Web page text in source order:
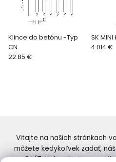
Klince do betónu -Typ
CN
22.85 €
SK
4.014 €
Vitajte na našich stránkach
môžete kedykoľvek zadať,
24/7. Nakupujte tovar